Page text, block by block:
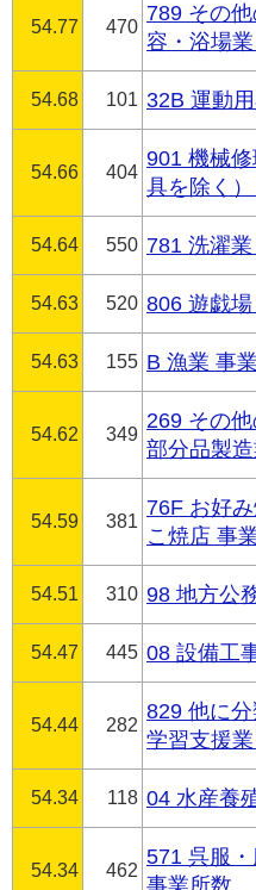
54.77 470
789 その
容・浴場
54.68 101 32B 運動
54.66 404
901 機械
具を除く
54.64 550 781 洗濯
54.63 520 806 遊戯
54.63 155 B 漁業 事
54.62 349
269 その
部分品製
54.59 381
76F お好
こ焼店 事
54.51 310 98 地方公
54.47 445 08 設備工
54.44 282
829 他に分
学習支援
54.34 118 04 水産養
54.34 462
571 呉服
事業所数